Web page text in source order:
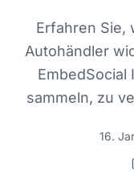
Erfahren Sie,
Autohändler
sammeln, zu
16.